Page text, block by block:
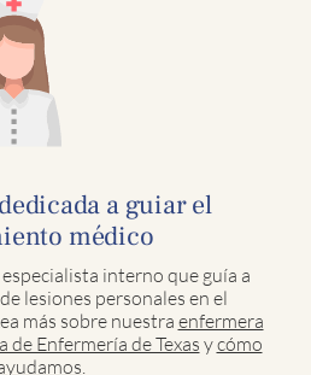
a guiar el
médico
interno que guía a
lesiones personales en el
más sobre nuestra enfermera
Enfermería de Texas ycómo
.